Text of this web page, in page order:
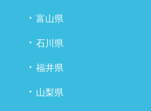
・ 富山県
・ 石川県
・ 福井県
・ 山梨県